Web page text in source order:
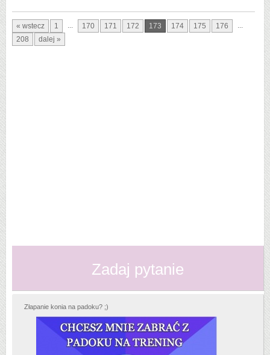
« wstecz 1 ... 170 171 172 173 174 175 176
...
208
dalej »
Zadaj pytanie
Złapanie konia na padoku? ;)